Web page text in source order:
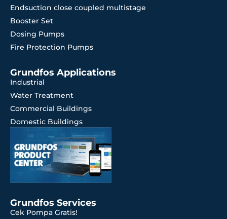
Endsuction close coupled multistage
Booster Set
Dosing Pumps
Fire Protection Pumps
Grundfos Applications
Industrial
Water Treatment
Commercial Buildings
Domestic Buildings
Grundfos Services
Cek Pompa Gratis!